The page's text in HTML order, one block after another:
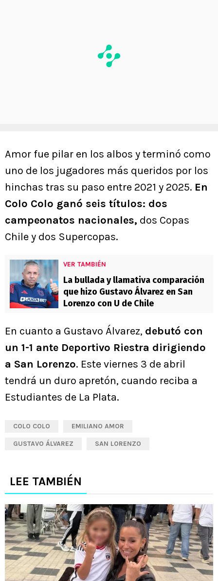
Amor fue pilar en los albos y terminó como
uno de los jugadores más queridos por los
hinchas tras su paso entre 2021 y 2025. En
Colo Colo ganó seis títulos: dos
campeonatos nacionales, dos Copas
Chile y dos Supercopas.
VER TAMBIÉN
La bullada y llamativa comparación
que hizo Gustavo Álvarez en San
Lorenzo con U de Chile
En cuanto a Gustavo Álvarez, debutó con
un 1-1 ante Deportivo Riestra dirigiendo
a San Lorenzo. Este viernes 3 de abril
tendrá un duro apretón, cuando reciba a
Estudiantes de La Plata.
COLO COLO EMILIANO AMOR
GUSTAVO ÁLVAREZ SAN LORENZO
LEE TAMBIÉN